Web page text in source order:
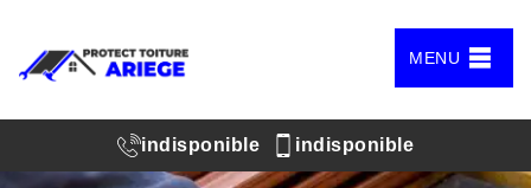
MENU
indisponible indisponible